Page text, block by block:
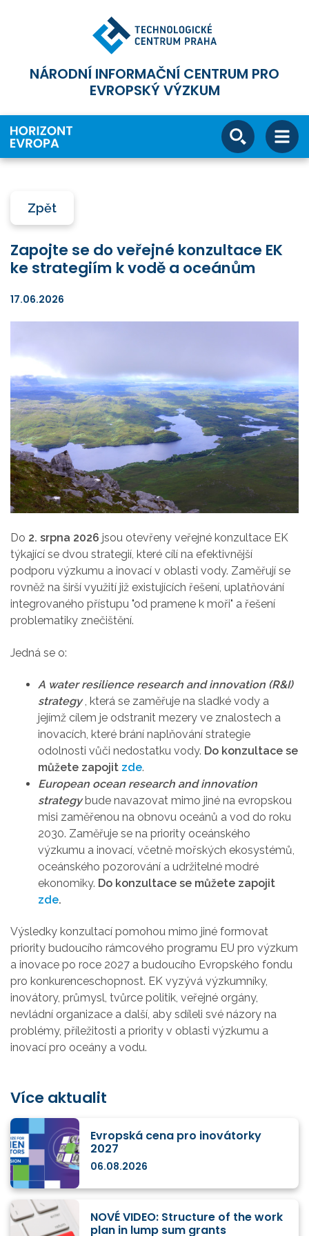
NÁRODNÍ INFORMAČNÍ CENTRUM PRO
EVROPSKÝ VÝZKUM
Zpět
Zapojte se do veřejné konzultace EK
ke strategiím k vodě a oceánům
17.06.2026
Do 2. srpna 2026 jsou otevřeny veřejné konzultace EK
týkající se dvou strategií, které cílí na efektivnější
podporu výzkumu a inovací v oblasti vody. Zaměřují se
rovněž na širší využití již existujících řešení, uplatňování
integrovaného přístupu "od pramene k moři" a řešení
problematiky znečištění.
Jedná se o:
A water resilience research and innovation (R&I)
strategy, která se zaměřuje na sladké vody a
jejímž cílem je odstranit mezery ve znalostech a
inovacích, které brání naplňování strategie
odolnosti vůči nedostatku vody. Do konzultace se
můžete zapojit zde.
European ocean research and innovation
strategybude navazovat mimo jiné na evropskou
misi zaměřenou na obnovu oceánů a vod do roku
2030. Zaměřuje se na priority oceánského
výzkumu a inovací, včetně mořských ekosystémů,
oceánského pozorování a udržitelné modré
ekonomiky. Do konzultace se můžete zapojit
zde.
Výsledky konzultací pomohou mimo jiné formovat
priority budoucího rámcového programu EU pro výzkum
a inovace po roce 2027 a budoucího Evropského fondu
pro konkurenceschopnost. EK vyzývá výzkumníky,
inovátory, průmysl, tvůrce politik, veřejné orgány,
nevládní organizace a další, aby sdíleli své názory na
problémy, příležitosti a priority v oblasti výzkumu a
inovací pro oceány a vodu.
Více aktualit
Evropská cena pro inovátorky
2027
06.08.2026
NOVÉ VIDEO: Structure of the work
plan in lump sum grants